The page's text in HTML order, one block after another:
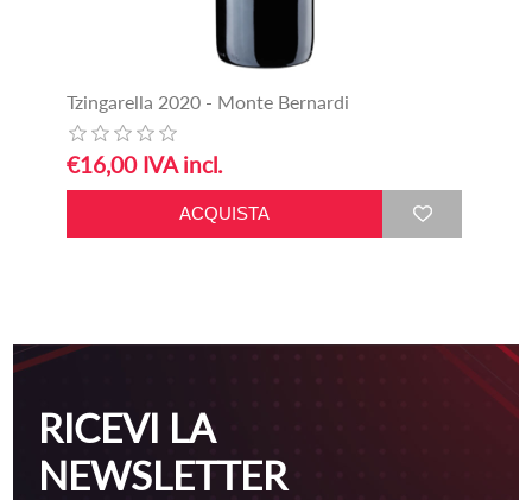
Tzingarella 2020 - Monte Bernardi
€16,00 IVA incl.
RICEVI LA
NEWSLETTER